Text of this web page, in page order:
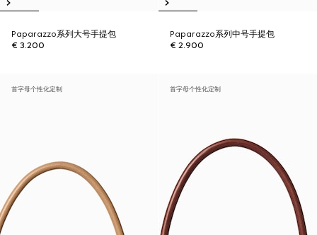
Paparazzo系列大号手提包
€ 3.200
Paparazzo系列中号手提包
€ 2.900
首字母个性化定制 首字母个性化定制